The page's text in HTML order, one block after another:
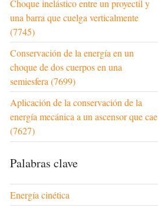
Choque inelástico entre un proyectil y
una barra que cuelga verticalmente
(7745)
Conservación de la energía en un
choque de dos cuerpos en una
semiesfera (7699)
Aplicación de la conservación de la
energía mecánica a un ascensor que cae
(7627)
Palabras clave
Energía cinética